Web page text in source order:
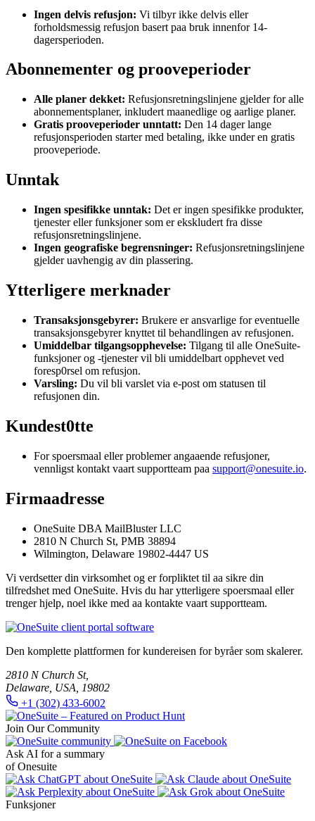
Ingen delvis refusjon: Vi tilbyr ikke delvis eller
forholdsmessig refusjon basert paa bruk innenfor 14-
dagersperioden.
Abonnementer og prooveperioder
Alle planer dekket: Refusjonsretningslinjene gjelder for alle
abonnementsplaner, inkludert maanedlige og aarlige planer.
Gratis prooveperioder unntatt: Den 14 dager lange
refusjonsperioden starter med betaling, ikke under en gratis
prooveperiode.
Unntak
Ingen spesifikke unntak: Det er ingen spesifikke produkter,
tjenester eller funksjoner som er ekskludert fra disse
refusjonsretningslinjene.
Ingen geografiske begrensninger: Refusjonsretningslinjene
gjelder uavhengig av din plassering.
Ytterligere merknader
Transaksjonsgebyrer: Brukere er ansvarlige for eventuelle
transaksjonsgebyrer knyttet til behandlingen av refusjonen.
Umiddelbar tilgangsopphevelse: Tilgang til alle OneSuite-
funksjoner og -tjenester vil bli umiddelbart opphevet ved
foresp0rsel om refusjon.
Varsling: Du vil bli varslet via e-post om statusen til
refusjonen din.
Kundest0tte
For spoersmaal eller problemer angaaende refusjoner,
vennligst kontakt vaart supportteam paa support@onesuite.io.
Firmaadresse
OneSuite DBA MailBluster LLC
2810 N Church St, PMB 38894
Wilmington, Delaware 19802-4447 US
Vi verdsetter din virksomhet og er forpliktet til aa sikre din
tilfredshet med OneSuite. Hvis du har ytterligere spoersmaal eller
trenger hjelp, noel ikke med aa kontakte vaart supportteam.
Den komplette plattformen for kundereisen for byråer som skalerer.
2810 N Church St,
Delaware, USA, 19802
+1 (302) 433-6002
Join Our Community
Ask AI for a summary
of Onesuite
Funksjoner